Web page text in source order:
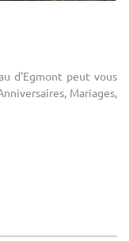
d'Egmont peut vous
Mariages,